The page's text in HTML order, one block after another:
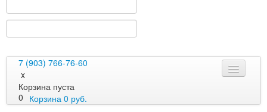
7 (903) 766-76-60
x
Корзина пуста
0 Корзина 0 руб.